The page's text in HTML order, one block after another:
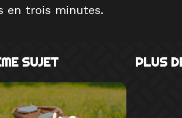
en trois minutes.
PLUS
SUJET